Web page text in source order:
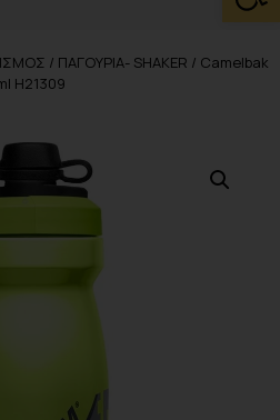
/ ΠΑΓΟΥΡΙΑ- SHAKER / Camelbak
H21309